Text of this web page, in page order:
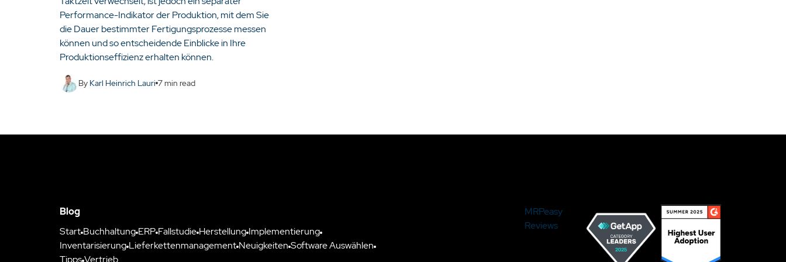
Performance-Indikator der Produktion, mit dem Sie
die Dauer bestimmter Fertigungsprozesse messen
können und so entscheidende Einblicke in Ihre
Produktionseffizienz erhalten können.
By Karl Heinrich Lauri 7min read
Blog
Start Buchhaltung ERP Fallstudie Herstellung Implementierung
Inventarisierung Lieferkettenmanagement Neuigkeiten Software Auswählen
TippsVertrieb
MRPeasy
Reviews